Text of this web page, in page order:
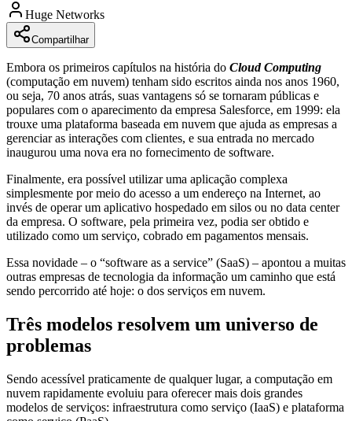
Huge Networks
Compartilhar
Embora os primeiros capítulos na história do Cloud Computing
(computação em nuvem) tenham sido escritos ainda nos anos 1960,
ou seja, 70 anos atrás, suas vantagens só se tornaram públicas e
populares com o aparecimento da empresa Salesforce, em 1999: ela
trouxe uma plataforma baseada em nuvem que ajuda as empresas a
gerenciar as interações com clientes, e sua entrada no mercado
inaugurou uma nova era no fornecimento de software.
Finalmente, era possível utilizar uma aplicação complexa
simplesmente por meio do acesso a um endereço na Internet, ao
invés de operar um aplicativo hospedado em silos ou no data center
da empresa. O software, pela primeira vez, podia ser obtido e
utilizado como um serviço, cobrado em pagamentos mensais.
Essa novidade – o “software as a service” (SaaS) – apontou a muitas
outras empresas de tecnologia da informação um caminho que está
sendo percorrido até hoje: o dos serviços em nuvem.
Três modelos resolvem um universo de
problemas
Sendo acessível praticamente de qualquer lugar, a computação em
nuvem rapidamente evoluiu para oferecer mais dois grandes
modelos de serviços: infraestrutura como serviço (IaaS) e plataforma